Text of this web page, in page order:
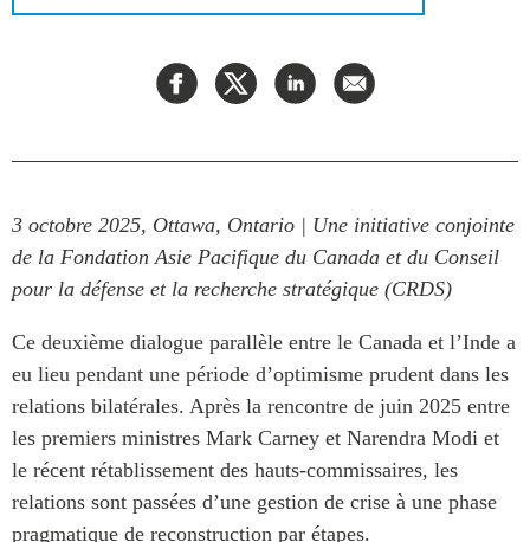
Initiative indo-pacifique
Dialogues et tables rondes
Centre sur les minéraux
l’Indo-Pacifique
Enjeux émergents
Missions commerciales
féminines
Le Partenariat APEC-
Rapports et notes de
synthèse
Explications
Sondages
Pleins feux
NOTRE RÉSEAU DE
SITES WEB
Programme d’études Asie-
Pacifique
Investment Monitor
Projet APEC-Canada pour
3 octobre 2025, Ottawa, Ontario | Une initiative conjointe
de la Fondation Asie Pacifique du Canada et du Conseil
pour la défense et la recherche stratégique (CRDS)
Ce deuxième dialogue parallèle entre le Canada et l’Inde a
eu lieu pendant une période d’optimisme prudent dans les
relations bilatérales. Après la rencontre de juin 2025 entre
les premiers ministres Mark Carney et Narendra Modi et
le récent rétablissement des hauts-commissaires, les
relations sont passées d’une gestion de crise à une phase
pragmatique de reconstruction par étapes.